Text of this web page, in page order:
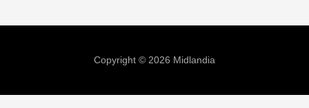
Copyright © 2026 Midlandia